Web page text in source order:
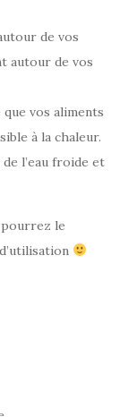
de vos
autour de vos
vos aliments
à la chaleur.
l’eau froide et
pourrez le